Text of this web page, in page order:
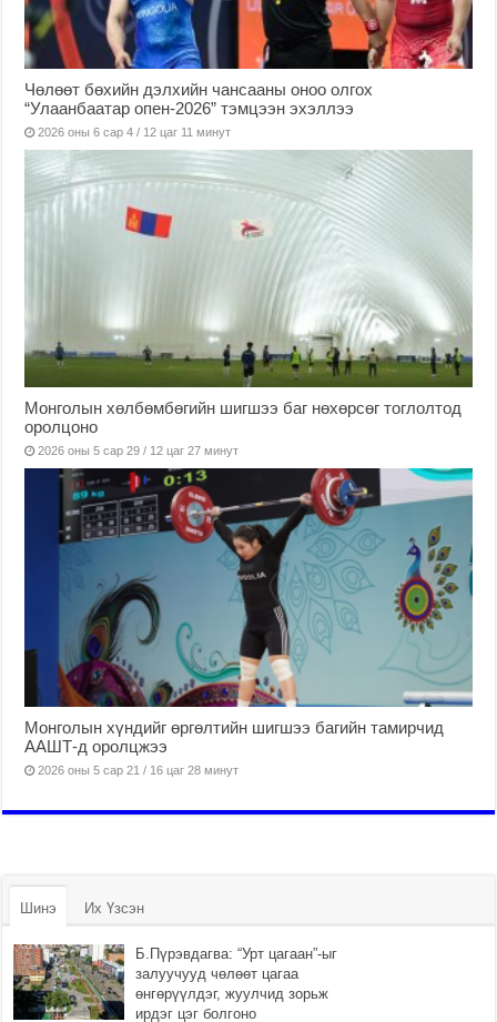
Чөлөөт бөхийн дэлхийн чансааны оноо олгох
“Улаанбаатар опен-2026” тэмцээн эхэллээ
2026 оны 6 сар 4 / 12 цаг 11 минут
Монголын хөлбөмбөгийн шигшээ баг нөхөрсөг тоглолтод
оролцоно
2026 оны 5 сар 29 / 12 цаг 27 минут
Монголын хүндийг өргөлтийн шигшээ багийн тамирчид
ААШТ-д оролцжээ
2026 оны 5 сар 21 / 16 цаг 28 минут
Шинэ Их Үзсэн
Б.Пүрэвдагва: “Урт цагаан”-ыг
залуучууд чөлөөт цагаа
өнгөрүүлдэг, жуулчид зорьж
ирдэг цэг болгоно